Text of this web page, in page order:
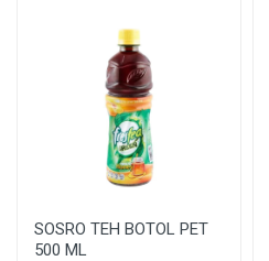
SOSRO TEH BOTOL PET
500 ML